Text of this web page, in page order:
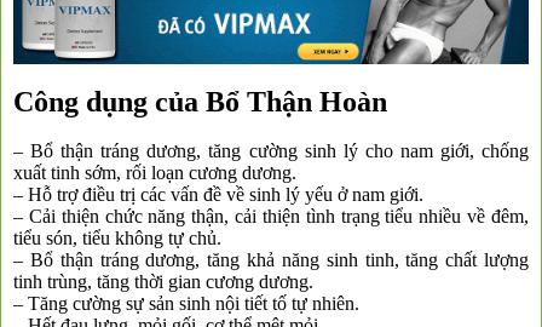
Công dụng của Bổ Thận Hoàn
– Bổ thận tráng dương, tăng cường sinh lý cho nam giới, chống
xuất tinh sớm, rối loạn cương dương.
– Hỗ trợ điều trị các vấn đề về sinh lý yếu ở nam giới.
– Cải thiện chức năng thận, cải thiện tình trạng tiểu nhiều về đêm,
tiểu són, tiểu không tự chủ.
– Bổ thận tráng dương, tăng khả năng sinh tinh, tăng chất lượng
tinh trùng, tăng thời gian cương dương.
– Tăng cường sự sản sinh nội tiết tố tự nhiên.